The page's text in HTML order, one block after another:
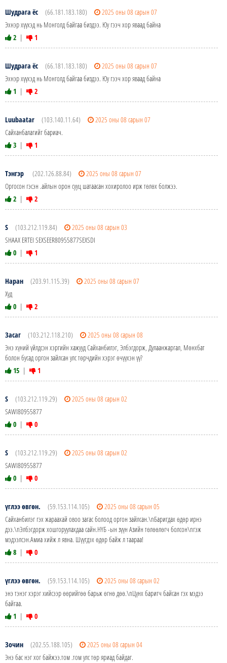
Шудрага ёс (66.181.183.180)
2025 оны 08 сарын 07
Эхнэр хүүхэд нь Монголд байгаа биздээ. Юу гээч хор яваад байна
2 | 1
Шудрага ёс (66.181.183.180)
2025 оны 08 сарын 07
Эхнэр хүүхэд нь Монголд байгаа биздээ. Юу гээч хор яваад байна
1 | 2
Luubaatar (103.140.11.64)
2025 оны 08 сарын 07
Сайханбалагийг бариач.
3 | 1
Тэнгэр (202.126.88.84)
2025 оны 08 сарын 07
Оргосон гэсэн .айлын орон сууц шатаасан хохиролоо ирж төлөх болжээ.
2 | 2
S (103.212.119.84)
2025 оны 08 сарын 03
SHAAX ERTEI SEXSEER80955877SEXSDI
0 | 1
Наран (203.91.115.39)
2025 оны 08 сарын 07
Худ
0 | 2
Засаг (103.212.118.210)
2025 оны 08 сарын 08
Энэ хүний үйлдсэн хэргийн хажууд Сайханбилэг, Элбэгдорж, Дулаанжаргал, Мөнхбат
болон бусад оргон зайлсан улс төрчдийн хэрэг өчүүхэн үү?
15 | 1
S (103.212.119.29)
2025 оны 08 сарын 02
SAWI80955877
0 | 0
S (103.212.119.29)
2025 оны 08 сарын 02
SAWI80955877
0 | 0
үглээ өвгөн. (59.153.114.105)
2025 оны 08 сарын 05
Сайханбилэг гэх жараахай овоо загас болоод оргон зайлсан.\nБаригдах өдөр ирнэ
дээ.\nЭлбэгдорж хошгоруулахдаа сайн.НҮБ -ын зүүн Азийн төлөөлөгч болсон\nгэж
мэдээлсэн.Амиа хийж л явна. Шүүгдэх өдөр байж л таараа!
8 | 0
үглээ өвгөн. (59.153.114.105)
2025 оны 08 сарын 02
энэ тэнэг хэрэг хийсээр өөрийгөө барьж өгнө дөө.\nЦүнх баригч байсан гэх мэдээ
байгаа.
1 | 0
Зочин (202.55.188.105)
2025 оны 08 сарын 04
Энэ бас нэг хог байжээ.том .том улс төр яриад байдаг.